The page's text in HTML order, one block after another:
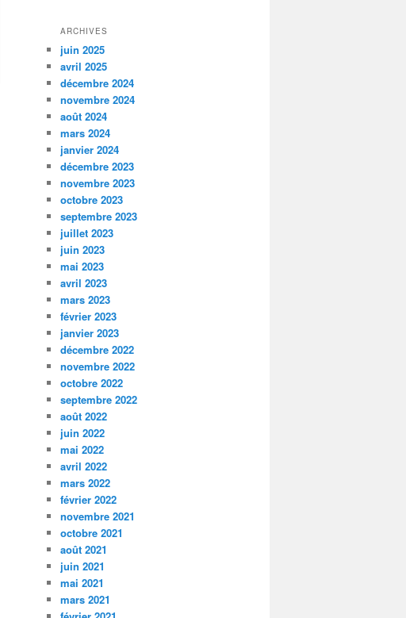
ARCHIVES
juin 2025
avril 2025
décembre 2024
novembre 2024
août 2024
mars 2024
janvier 2024
décembre 2023
novembre 2023
octobre 2023
septembre 2023
juillet 2023
juin 2023
mai 2023
avril 2023
mars 2023
février 2023
janvier 2023
décembre 2022
novembre 2022
octobre 2022
septembre 2022
août 2022
juin 2022
mai 2022
avril 2022
mars 2022
février 2022
novembre 2021
octobre 2021
août 2021
juin 2021
mai 2021
mars 2021